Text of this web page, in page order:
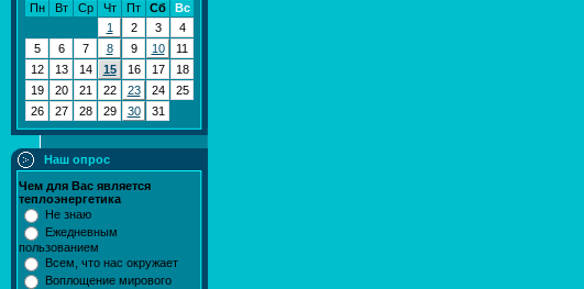
Пн
Вт Ср Чт Пт Сб
Вс
1
2 3
4
5
6 7 8 9 10
11
12
13 14 15 16 17
18
19
20 21 22 23 24
25
26
27 28 29 30 31
Наш опрос
Чем для Вас является
теплоэнергетика
Не знаю
Ежедневным
пользованием
Всем, что нас окружает
Воплощение мирового